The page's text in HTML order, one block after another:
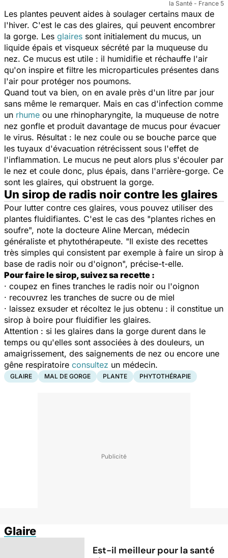
la Santé - France 5
Les plantes peuvent aides à soulager certains maux de
l'hiver. C'est le cas des glaires, qui peuvent encombrer
la gorge. Les glaires sont initialement du mucus, un
liquide épais et visqueux sécrété par la muqueuse du
nez. Ce mucus est utile : il humidifie et réchauffe l'air
qu'on inspire et filtre les microparticules présentes dans
l'air pour protéger nos poumons.
Quand tout va bien, on en avale près d'un litre par jour
sans même le remarquer. Mais en cas d'infection comme
un rhume ou une rhinopharyngite, la muqueuse de notre
nez gonfle et produit davantage de mucus pour évacuer
le virus. Résultat : le nez coule ou se bouche parce que
les tuyaux d'évacuation rétrécissent sous l'effet de
l'inflammation. Le mucus ne peut alors plus s'écouler par
le nez et coule donc, plus épais, dans l'arrière-gorge. Ce
sont les glaires, qui obstruent la gorge.
Un sirop de radis noir contre les glaires
Pour lutter contre ces glaires, vous pouvez utiliser des
plantes fluidifiantes. C'est le cas des "plantes riches en
soufre", note la docteure Aline Mercan, médecin
généraliste et phytothérapeute. "Il existe des recettes
très simples qui consistent par exemple à faire un sirop à
base de radis noir ou d'oignon", précise-t-elle.
Pour faire le sirop, suivez sa recette :
· coupez en fines tranches le radis noir ou l'oignon
· recouvrez les tranches de sucre ou de miel
· laissez exsuder et récoltez le jus obtenu : il constitue un
sirop à boire pour fluidifier les glaires.
Attention : si les glaires dans la gorge durent dans le
temps ou qu'elles sont associées à des douleurs, un
amaigrissement, des saignements de nez ou encore une
gêne respiratoire consultez un médecin.
GLAIRE MAL DE GORGE PLANTE PHYTOTHÉRAPIE
Glaire
Est-il meilleur pour la santé